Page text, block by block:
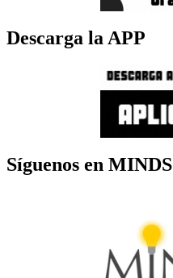
Descarga la APP
Síguenos en MINDS